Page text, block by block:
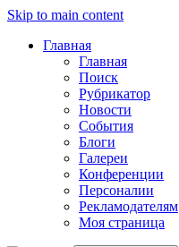
Skip to main content
Главная
Главная
Поиск
Рубрикатор
Новости
События
Блоги
Галереи
Конференции
Персоналии
Рекламодателям
Моя страница